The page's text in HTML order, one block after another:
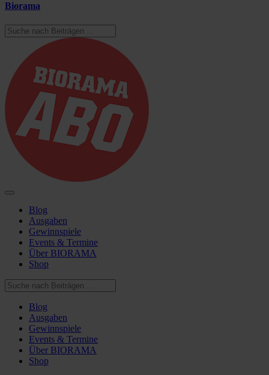
Biorama
Blog
Ausgaben
Gewinnspiele
Events & Termine
Über BIORAMA
Shop
Blog
Ausgaben
Gewinnspiele
Events & Termine
Über BIORAMA
Shop